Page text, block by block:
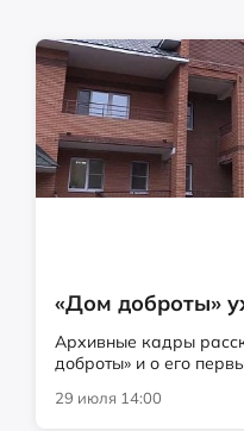
«Дом доброты»
Архивные кадры
доброты» и о его
29 июля 14:00